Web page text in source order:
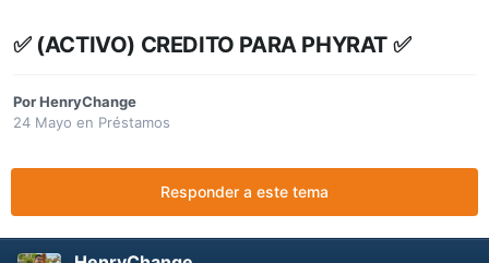
✅️ (ACTIVO) CREDITO PARA PHYRAT ✅️
PorHenryChange
24 Mayo en Préstamos
Responder a este tema